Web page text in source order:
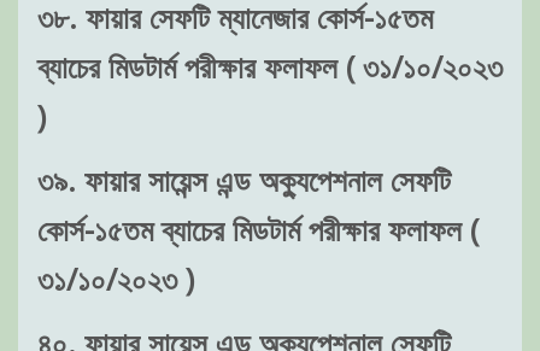
৩৮. ফায়ার সেফটি ম্যানেজার কোর্স-১৫তম
ব্যাচের মিডটার্ম পরীক্ষার ফলাফল ( ৩১/১০/২০২৩
)
৩৯. ফায়ার সায়েন্স এন্ড অক্যুপেশনাল সেফটি
কোর্স-১৫তম ব্যাচের মিডটার্ম পরীক্ষার ফলাফল (
৩১/১০/২০২৩ )
৪০. ফায়ার সায়েন্স এন্ড অক্যুপেশনাল সেফটি